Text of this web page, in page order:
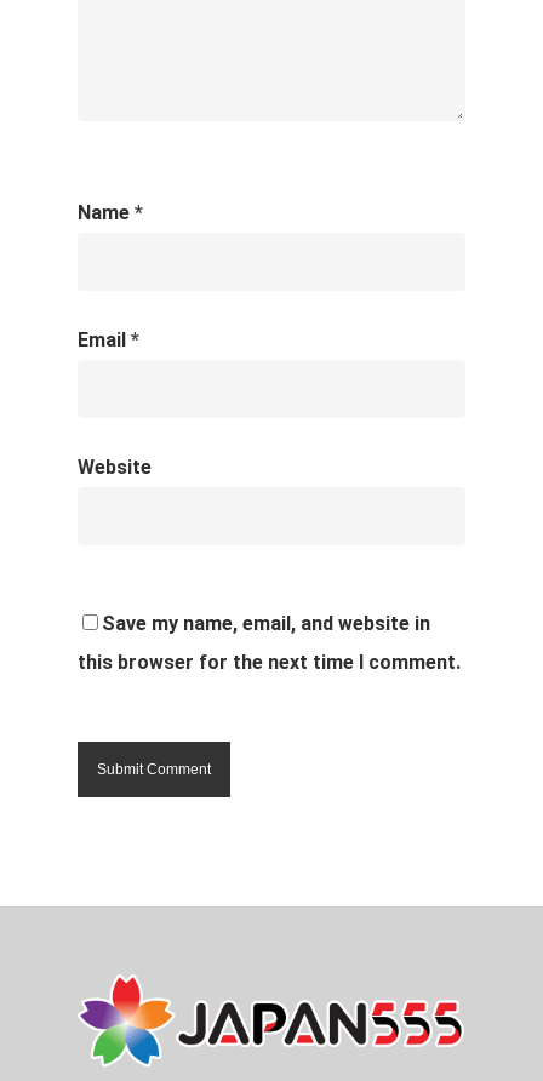
Name *
Email *
Website
Save my name, email, and website in
this browser for the next time I comment.